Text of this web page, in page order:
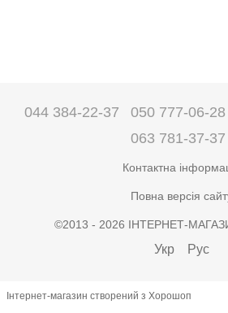
044 384-22-37 050 777-06-28
063 781-37-37
Контактна
Повна версія
©2013 - 2026 ІНТЕРНЕТ-
Укр Рус
Інтернет-магазин створений з Хорошоп